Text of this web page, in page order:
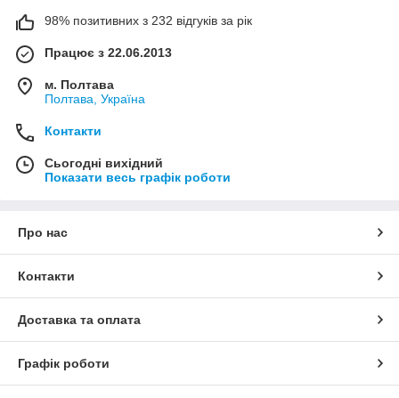
98% позитивних з 232 відгуків за рік
Працює з 22.06.2013
м. Полтава
Полтава, Україна
Контакти
Сьогодні вихідний
Показати весь графік роботи
Про нас
Контакти
Доставка та оплата
Графік роботи